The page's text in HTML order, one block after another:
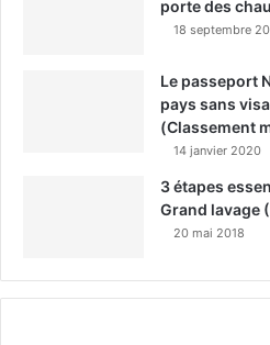
porte des
18 septembre
Le passeport
pays sans
(Classement
14 janvier 2020
3 étapes
Grand lavage
20 mai 2018